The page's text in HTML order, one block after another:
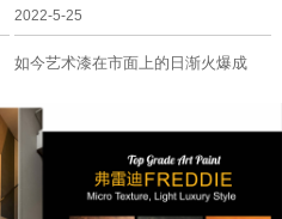
2022-5-25
如今艺术漆在市面上的日渐火爆成